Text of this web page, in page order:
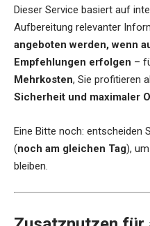
Dieser Service basiert auf
Aufbereitung relevanter
angeboten werden, wenn
Empfehlungen erfolgen –
Mehrkosten, Sie profitieren
Sicherheit und maximaler
Eine Bitte noch: entscheiden
(noch am gleichen Tag),
bleiben.